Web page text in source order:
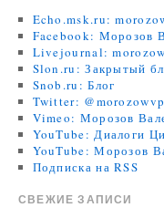
Echo.msk.ru:
Facebook: Морозов
Livejournal:
Slon.ru: Закрытый
Snob.ru: Блог
Twitter: @morozowvp
Vimeo: Морозов
YouTube: Диалоги
YouTube: Морозов
Подписка на RSS
СВЕЖИЕ ЗАПИСИ